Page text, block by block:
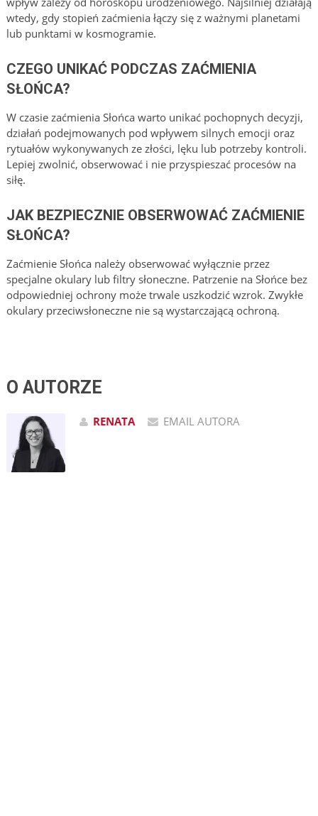
wtedy, gdy stopień zaćmienia łączy się z ważnymi planetami
lub punktami w kosmogramie.
CZEGO UNIKAĆ PODCZAS ZAĆMIENIA
SŁOŃCA?
W czasie zaćmienia Słońca warto unikać pochopnych decyzji,
działań podejmowanych pod wpływem silnych emocji oraz
rytuałów wykonywanych ze złości, lęku lub potrzeby kontroli.
Lepiej zwolnić, obserwować i nie przyspieszać procesów na
siłę.
JAK BEZPIECZNIE OBSERWOWAĆ ZAĆMIENIE
SŁOŃCA?
Zaćmienie Słońca należy obserwować wyłącznie przez
specjalne okulary lub filtry słoneczne. Patrzenie na Słońce bez
odpowiedniej ochrony może trwale uszkodzić wzrok. Zwykłe
okulary przeciwsłoneczne nie są wystarczającą ochroną.
O AUTORZE
RENATA EMAIL AUTORA